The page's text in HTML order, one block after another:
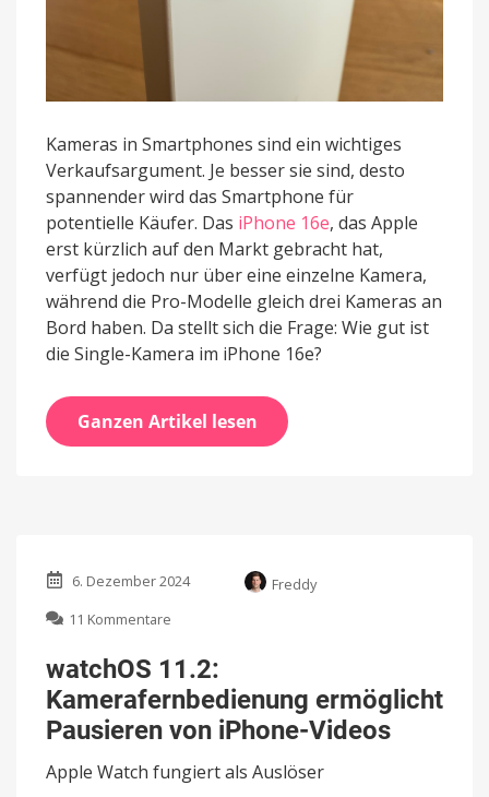
Kameras in Smartphones sind ein wichtiges
Verkaufsargument. Je besser sie sind, desto
spannender wird das Smartphone für
potentielle Käufer. Das iPhone 16e, das Apple
erst kürzlich auf den Markt gebracht hat,
verfügt jedoch nur über eine einzelne Kamera,
während die Pro-Modelle gleich drei Kameras an
Bord haben. Da stellt sich die Frage: Wie gut ist
die Single-Kamera im iPhone 16e?
Ganzen Artikel lesen
6. Dezember 2024
Freddy
11 Kommentare
11.2:
Kamerafernbedienung
ermöglicht
Pausieren
von
iPhone-
Videos
watchOS 11.2:
Kamerafernbedienung ermöglicht
Pausieren von iPhone-Videos
Apple Watch fungiert als Auslöser